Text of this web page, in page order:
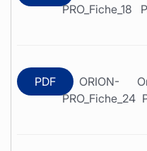
PRO_Fiche_18
PDF
ORION-
PRO_Fiche_24